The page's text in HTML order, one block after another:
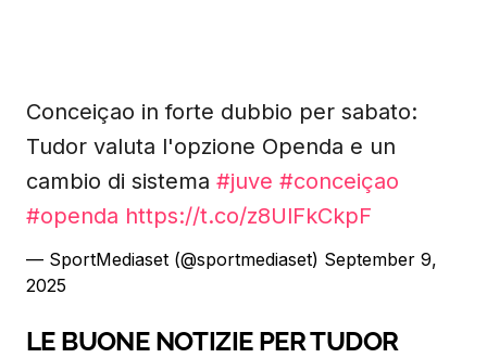
Conceiçao in forte dubbio per sabato:
Tudor valuta l'opzione Openda e un
cambio di sistema #juve #conceiçao
#openda https://t.co/z8UlFkCkpF
— SportMediaset (@sportmediaset) September 9,
2025
LE BUONE NOTIZIE PER TUDOR